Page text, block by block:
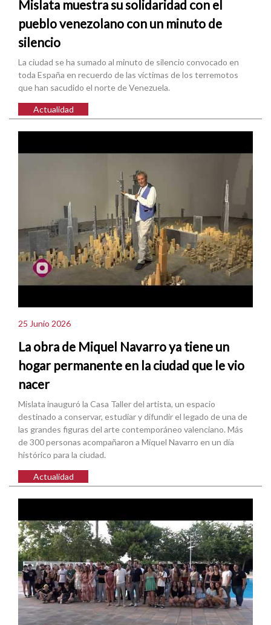
Mislata muestra su solidaridad con el
pueblo venezolano con un minuto de
silencio
La ciudad se ha sumado al minuto de silencio convocado en
toda España en recuerdo de las víctimas de los terremotos
que han sacudido el norte de Venezuela.
Actualidad
25 Junio 2026
La obra de Miquel Navarro ya tiene un
hogar permanente en la ciudad que le vio
nacer
Mislata inauguró la Casa Taller del artista, un espacio
destinado a conservar, estudiar y difundir el legado de una de
las grandes figuras del arte contemporáneo valenciano. Más
de 300 personas acompañaron a Miquel Navarro en un día
histórico para la ciudad.
Actualidad